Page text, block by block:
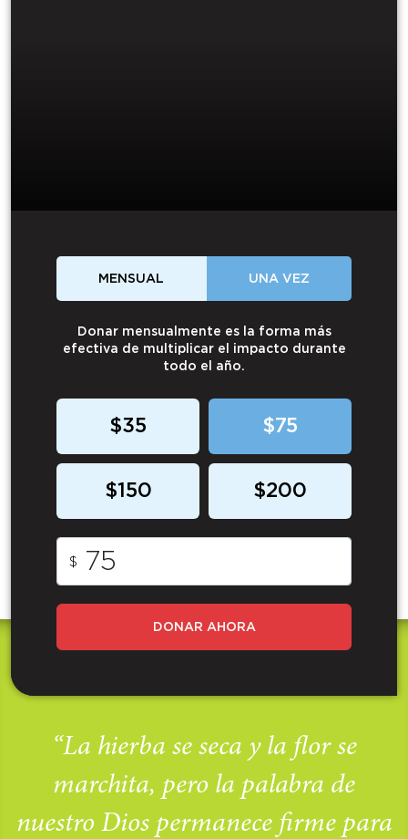
MENSUAL UNA VEZ
Donar mensualmente es la forma más
efectiva de multiplicar el impacto durante
todo el año.
$35 $75
$150 $200
$
DONAR AHORA
“La hierba se seca y la flor se
marchita, pero la palabra de
nuestro Dios permanece firme para